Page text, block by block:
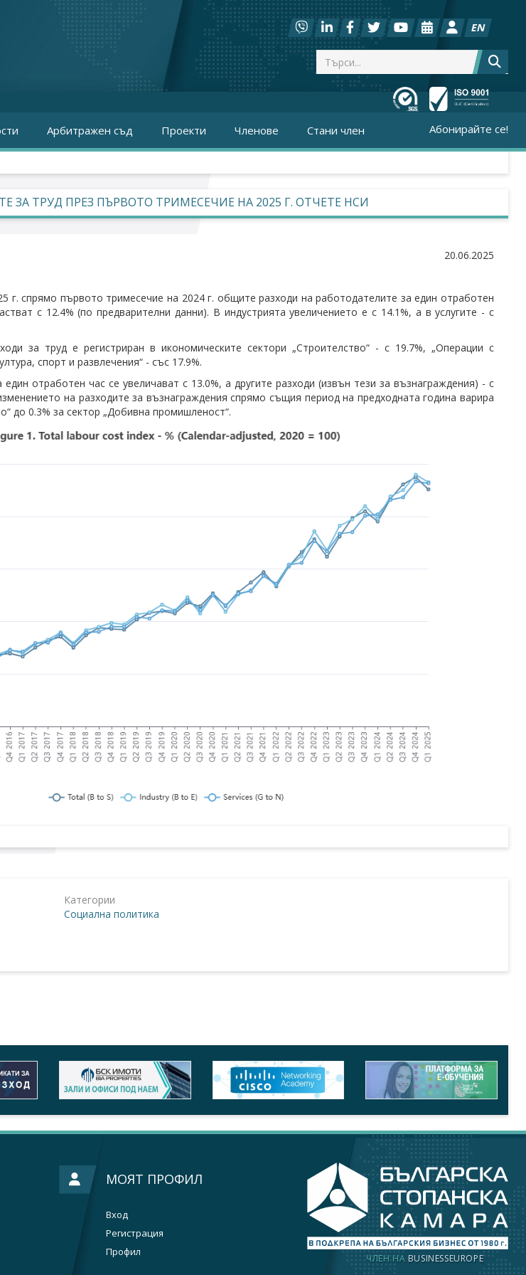
EN
Арбитражен съд Проекти Членове Стани член Абонирайте се!
ЗА ТРУД ПРЕЗ ПЪРВОТО ТРИМЕСЕЧИЕ НА 2025 Г. ОТЧЕТЕ НСИ
20.06.2025
г. спрямо първото тримесечие на 2024 г. общите разходи на работодателите за един отработен
с 12.4% (по предварителни данни). В индустрията увеличението е с 14.1%, а в услугите - с
за труд е регистриран в икономическите сектори „Строителство“ - с 19.7%, „Операции с
спорт и развлечения“ - със 17.9%.
отработен час се увеличават с 13.0%, а другите разходи (извън тези за възнаграждения) - с
на разходите за възнаграждения спрямо същия период на предходната година варира
до 0.3% за сектор „Добивна промишленост“.
Категории
Социална политика
МОЯТ ПРОФИЛ
Вход
Регистрация
Профил
ЧЛЕН НА BUSINESSEUROPE